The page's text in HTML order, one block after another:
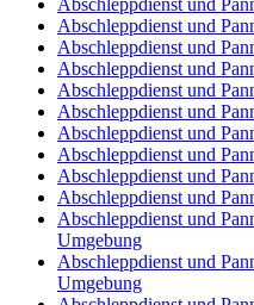
Abschleppdienst und
Abschleppdienst und
Abschleppdienst und
Abschleppdienst und
Abschleppdienst und
Abschleppdienst und
Abschleppdienst und
Abschleppdienst und
Abschleppdienst und
Abschleppdienst und
Umgebung
Abschleppdienst und
Umgebung